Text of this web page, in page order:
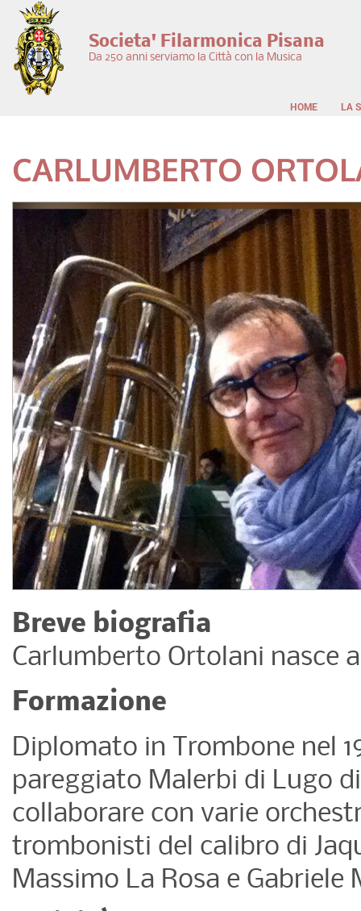
Salta al contenuto principale
Societa' Filarmonica Pisana
Da 250 anni serviamo la Città con la Musica
HOME LA
CARLUMBERTO
Breve biografia
Carlumberto Ortolani nasce
Formazione
Diplomato in Trombone nel
pareggiato Malerbi di Lugo
collaborare con varie
trombonisti del calibro di
Massimo La Rosa e Gabriele